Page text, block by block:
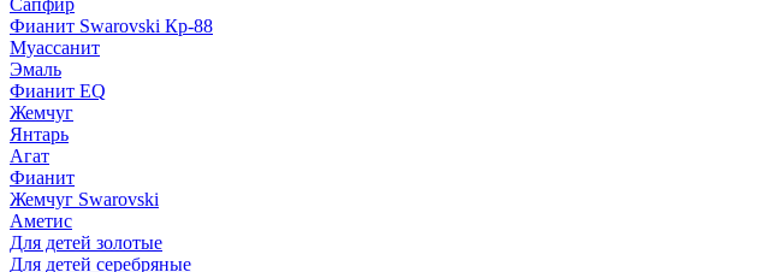
Сапфир
Фианит Swarovski Кр-88
Муассанит
Эмаль
Фианит EQ
Жемчуг
Янтарь
Агат
Фианит
Жемчуг Swarovski
Аметис
Для детей золотые
Для детей серебряные